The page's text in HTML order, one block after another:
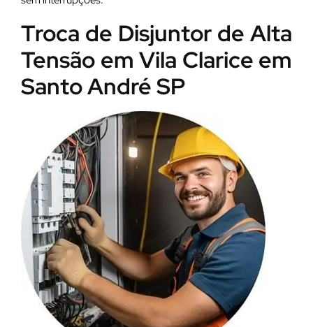
Troca de Disjuntor de Alta
Tensão em Vila Clarice em
Santo André SP